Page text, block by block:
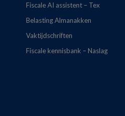
Fiscale AI assistent – Tex
Belasting Almanakken
Vaktijdschriften
Fiscale kennisbank – Naslag